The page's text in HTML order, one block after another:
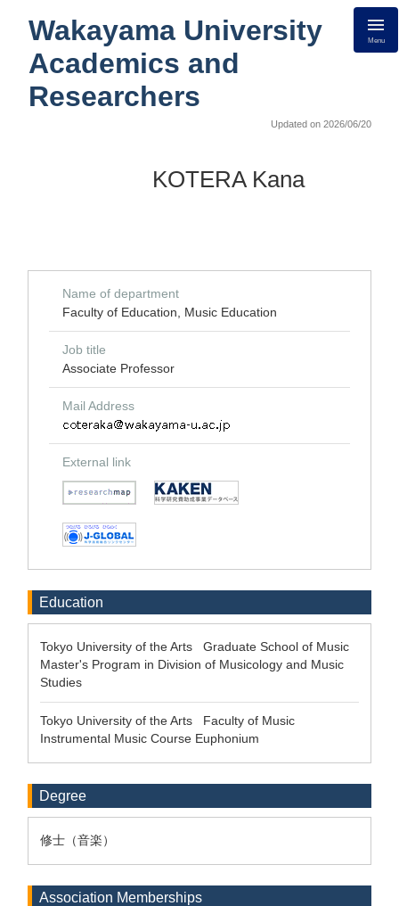
Wakayama University
Academics and
Researchers
Menu
Updated on 2026/06/20
KOTERA Kana
Name of department
Faculty of Education, Music Education
Job title
Associate Professor
Mail Address
External link
Education
Tokyo University of the Arts Graduate School of Music
Master's Program in Division of Musicology and Music
Studies
Tokyo University of the Arts Faculty of Music
Instrumental Music Course Euphonium
Degree
修士（音楽）
Association Memberships